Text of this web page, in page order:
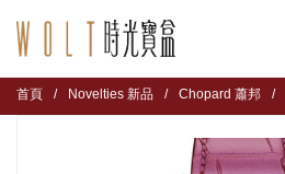
首頁 / Novelties 新品 / Chopard 蕭邦 /